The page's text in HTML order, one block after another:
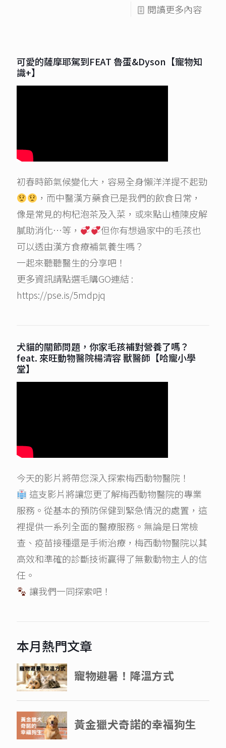
閱讀更多內容
可愛的薩摩耶駕到FEAT 魯蛋&Dyson【寵物知
識+】
初春時節氣候變化大，容易全身懶洋洋提不起勁
，而中醫漢方藥食已是我們的飲食日常，
像是常見的枸杞泡茶及入菜，或來點山楂陳皮解
膩助消化…等，
但你有想過家中的毛孩也
可以透由漢方食療補氣養生嗎？
一起來聽聽醫生的分享吧！
更多資訊請點選毛購GO連結 :
https://pse.is/5mdpjq
犬貓的關節問題，你家毛孩補對營養了嗎？
feat. 來旺動物醫院楊清容 獸醫師【哈寵小學
堂】
今天的影片將帶您深入探索梅西動物醫院！
這支影片將讓您更了解梅西動物醫院的專業
服務。從基本的預防保健到緊急情況的處置，這
裡提供一系列全面的醫療服務。無論是日常檢
查、疫苗接種還是手術治療，梅西動物醫院以其
高效和準確的診斷技術贏得了無數動物主人的信
任。
讓我們一同探索吧！
本月熱門文章